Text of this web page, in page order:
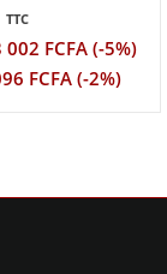
TTC
002 FCFA (-5%)
FCFA (-2%)